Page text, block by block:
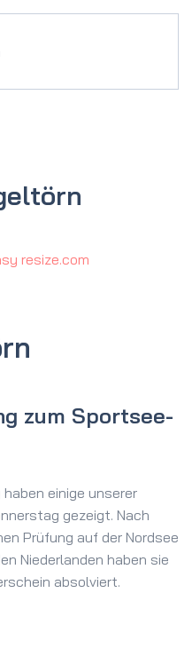
zum Sportsee­
einige unserer
gezeigt. Nach
Prüfung auf der Nordsee
Niederlanden haben sie
absolviert.